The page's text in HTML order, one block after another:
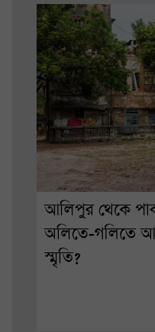
আলিপুর থেকে
অলিতে-গলিতে
স্মৃতি?